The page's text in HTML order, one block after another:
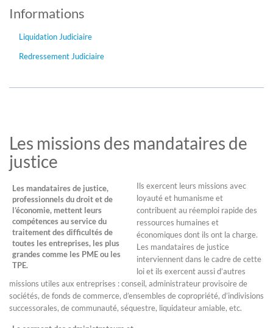
Informations
Liquidation Judiciaire
Redressement Judiciaire
Les missions des mandataires de
justice
Les mandataires de justice,
professionnels du droit et de
l’économie, mettent leurs
compétences au service du
traitement des difficultés de
toutes les entreprises, les plus
grandes comme les PME ou les
TPE.
Ils exercent leurs missions avec
loyauté et humanisme et
contribuent au réemploi rapide des
ressources humaines et
économiques dont ils ont la charge.
Les mandataires de justice
interviennent dans le cadre de cette
loi et ils exercent aussi d’autres
missions utiles aux entreprises : conseil, administrateur provisoire de
sociétés, de fonds de commerce, d’ensembles de copropriété, d’indivisions
successorales, de communauté, séquestre, liquidateur amiable, etc.